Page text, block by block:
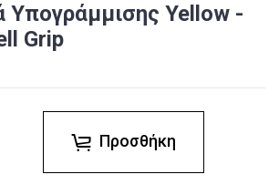
Υπογράμμισης Yellow -
Grip
Προσθήκη